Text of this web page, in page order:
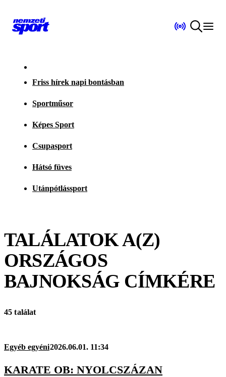
Friss hírek napi bontásban
Sportműsor
Képes Sport
Csupasport
Hátsó füves
Utánpótlássport
TALÁLATOK A(Z)
ORSZÁGOS
BAJNOKSÁG CÍMKÉRE
45 találat
Egyéb egyéni2026.06.01. 11:34
KARATE OB: NYOLCSZÁZAN